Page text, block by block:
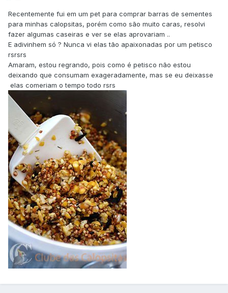
Recentemente fui em um pet para comprar barras de sementes
para minhas calopsitas, porém como são muito caras, resolvi
fazer algumas caseiras e ver se elas aprovariam ..
E adivinhem só ? Nunca vi elas tão apaixonadas por um petisco
rsrsrs
Amaram, estou regrando, pois como é petisco não estou
deixando que consumam exageradamente, mas se eu deixasse
elas comeriam o tempo todo rsrs